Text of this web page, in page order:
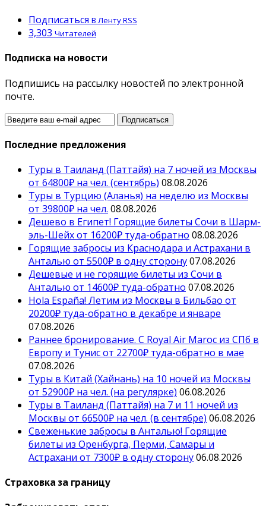
Подписаться В Ленту RSS
3,303 Читателей
Подписка на новости
Подпишись на рассылку новостей по электронной
почте.
Последние предложения
Туры в Таиланд (Паттайя) на 7 ночей из Москвы
от 64800₽ на чел. (сентябрь) 08.08.2026
Туры в Турцию (Аланья) на неделю из Москвы
от 39800₽ на чел. 08.08.2026
Дешево в Египет! Горящие билеты Сочи в Шарм-
эль-Шейх от 16200₽ туда-обратно 08.08.2026
Горящие забросы из Краснодара и Астрахани в
Анталью от 5500₽ в одну сторону07.08.2026
Дешевые и не горящие билеты из Сочи в
Анталью от 14600₽ туда-обратно 07.08.2026
Hola España! Летим из Москвы в Бильбао от
20200₽ туда-обратно в декабре и январе
07.08.2026
Раннее бронирование. С Royal Air Maroc из СПб в
Европу и Тунис от 22700₽ туда-обратно в мае
07.08.2026
Туры в Китай (Хайнань) на 10 ночей из Москвы
от 52900₽ на чел. (на регулярке) 06.08.2026
Туры в Таиланд (Паттайя) на 7 и 11 ночей из
Москвы от 66500₽ на чел. (в сентябре) 06.08.2026
Свеженькие забросы в Анталью! Горящие
билеты из Оренбурга, Перми, Самары и
Астрахани от 7300₽ в одну сторону06.08.2026
Страховка за границу